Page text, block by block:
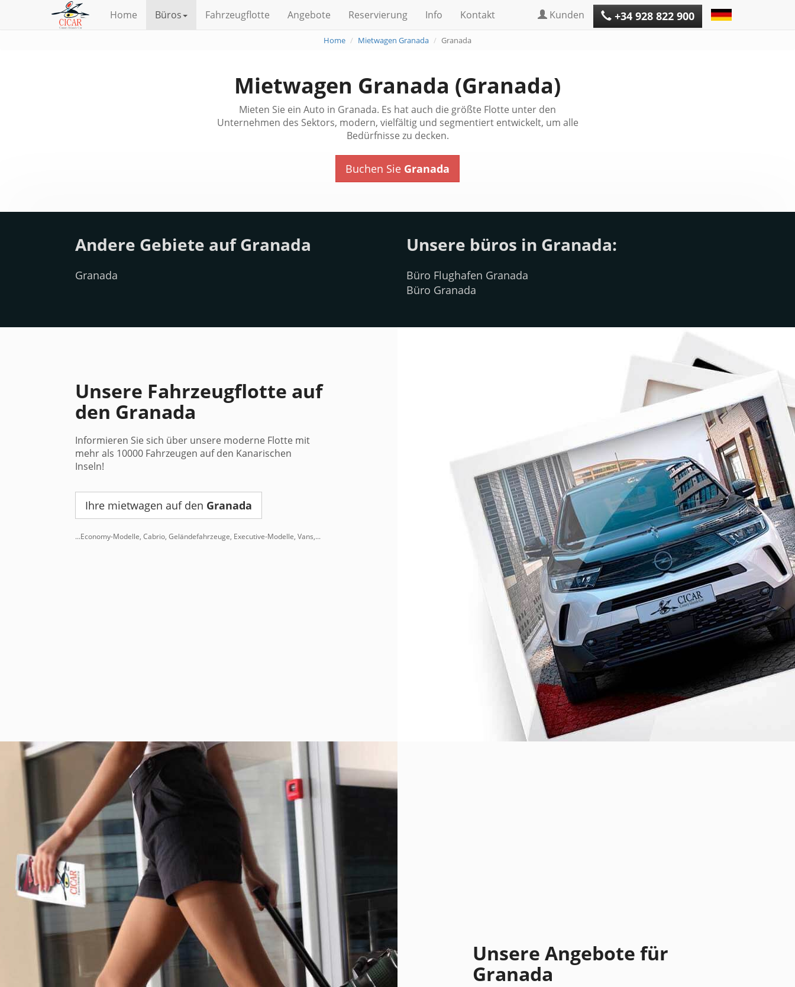
Home Büros Fahrzeugflotte Angebote Reservierung Info Kontakt Kunden +34 928 822 900
Home Mietwagen Granada Granada
Mietwagen Granada (Granada)
Mieten Sie ein Auto in Granada. Es hat auch die größte Flotte unter den
Unternehmen des Sektors, modern, vielfältig und segmentiert entwickelt, um alle
Bedürfnisse zu decken.
Buchen Sie Granada
Unsere büros in Granada:
Büro Flughafen Granada
Büro Granada
Andere Gebiete auf Granada
Granada
Unsere Fahrzeugflotte auf
den Granada
Informieren Sie sich über unsere moderne Flotte mit
mehr als 10000 Fahrzeugen auf den Kanarischen
Inseln!
Ihre mietwagen auf den Granada
...Economy-Modelle, Cabrio, Geländefahrzeuge, Executive-Modelle, Vans,...
Unsere Angebote für
Granada